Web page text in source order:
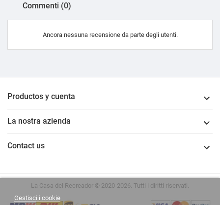
Commenti (0)
Ancora nessuna recensione da parte degli utenti.
Productos y cuenta 
La nostra azienda 
Contact us 
Gestisci i cookie
La Casa del Recreador © 2020-2026. Tutti i diritti riservati.